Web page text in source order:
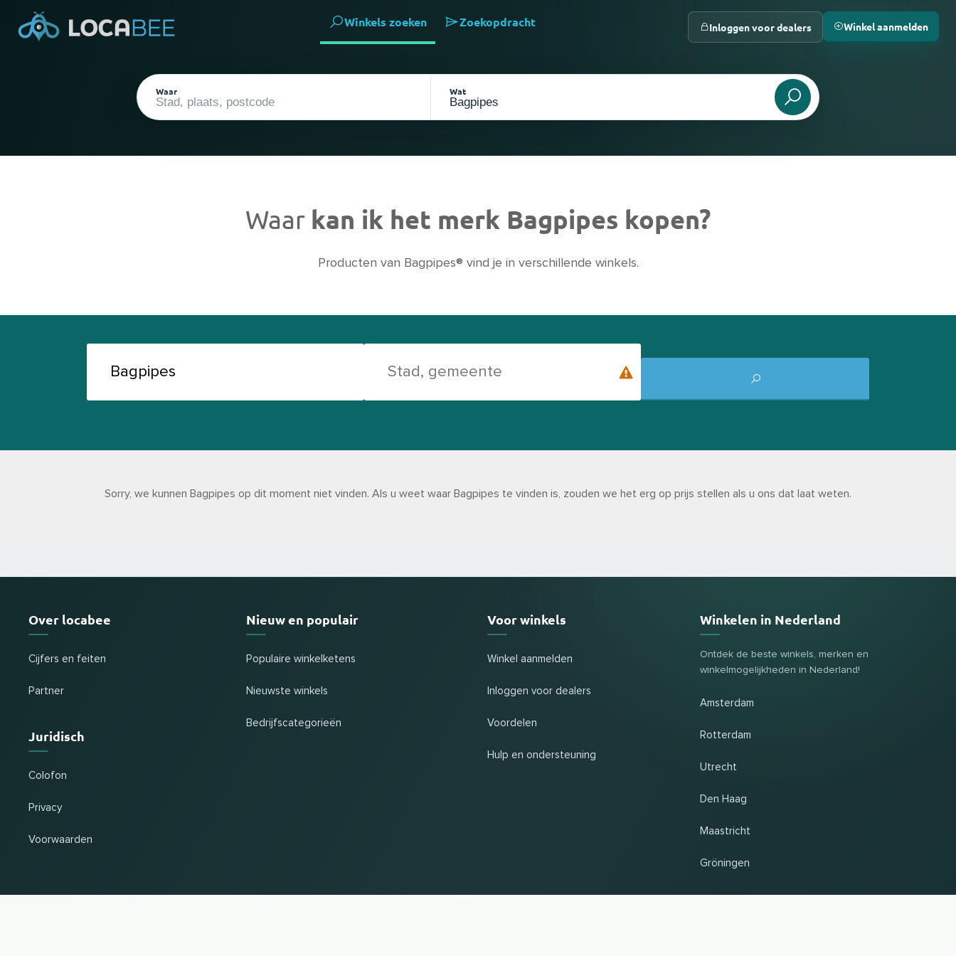
Winkels zoeken Zoekopdracht
Waar Wat
Inloggen voor dealers Winkel aanmelden
Waar kan ik het merk Bagpipes kopen?
Producten van Bagpipes® vind je in verschillende winkels.
Sorry, we kunnen Bagpipes op dit moment niet vinden. Als u weet waar Bagpipes te vinden is, zouden we het erg op prijs stellen als u ons dat laat weten.
Over locabee
Cijfers en feiten
Partner
Juridisch
Colofon
Privacy
Voorwaarden
Nieuw en populair
Populaire winkelketens
Nieuwste winkels
Bedrijfscategorieën
Voor winkels
Winkel aanmelden
Inloggen voor dealers
Voordelen
Hulp en ondersteuning
Winkelen in Nederland
Ontdek de beste winkels, merken en
winkelmogelijkheden in Nederland!
Amsterdam
Rotterdam
Utrecht
Den Haag
Maastricht
Gröningen